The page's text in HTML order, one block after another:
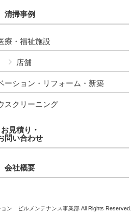
清掃事例
療・福祉施設
店舗
ーション・リフォーム・新築
スクリーニング
お見積り・
問い合わせ
会社概要
ン ビルメンテナンス事業部 All Rights Reserved.